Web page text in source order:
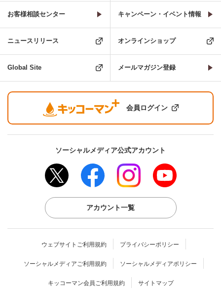
お客様相談センター キャンペーン・イベント情報
ニュースリリース オンラインショップ
Global Site メールマガジン登録
会員ログイン
ソーシャルメディア公式アカウント
アカウント一覧
ウェブサイトご利用規約 プライバシーポリシー
ソーシャルメディアご利用規約 ソーシャルメディアポリシー
キッコーマン会員ご利用規約 サイトマップ